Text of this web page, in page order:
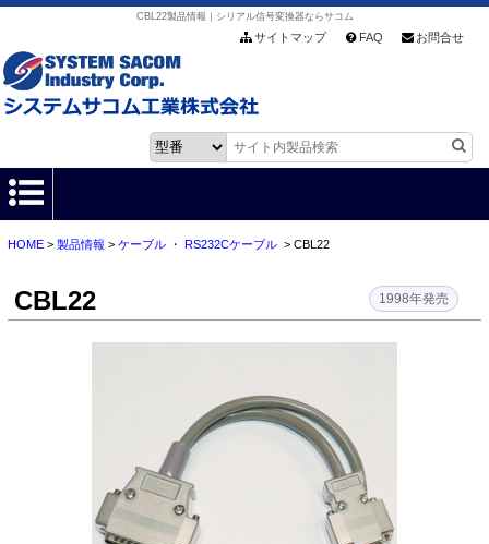
CBL22製品情報｜シリアル信号変換器ならサコム
サイトマップ FAQ お問合せ
HOME
お客様サポート
HOME> 製品情報 > ケーブル・ RS232Cケーブル> CBL22
CBL22 1998年発売